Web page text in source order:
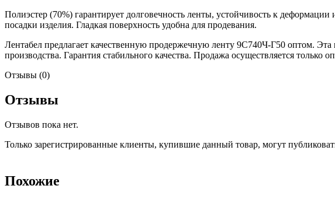
Полиэстер (70%) гарантирует долговечность ленты, устойчивость к
посадки изделия. Гладкая поверхность удобна для продевания.
Лентабел предлагает качественную продержечную ленту 9С740Ч-Г50 оптом.
производства. Гарантия стабильного качества. Продажа осуществляется только
Отзывы (0)
Отзывы
Отзывов пока нет.
Только зарегистрированные клиенты, купившие данный товар, могут
Похожие